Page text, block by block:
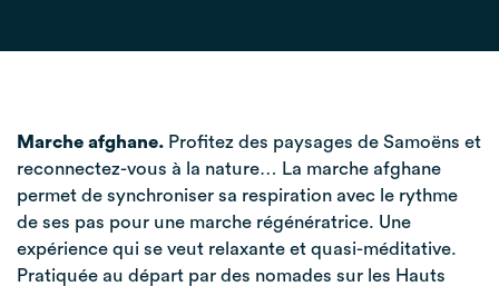
Marche afghane. Profitez des paysages de Samoëns et
reconnectez-vous à la nature… La marche afghane
permet de synchroniser sa respiration avec le rythme
de ses pas pour une marche régénératrice. Une
expérience qui se veut relaxante et quasi-méditative.
Pratiquée au départ par des nomades sur les Hauts